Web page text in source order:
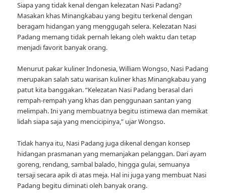
Siapa yang tidak kenal dengan kelezatan Nasi Padang?
Masakan khas Minangkabau yang begitu terkenal dengan
beragam hidangan yang menggugah selera. Kelezatan Nasi
Padang memang tidak pernah lekang oleh waktu dan tetap
menjadi favorit banyak orang.
Menurut pakar kuliner Indonesia, William Wongso, Nasi Padang
merupakan salah satu warisan kuliner khas Minangkabau yang
patut kita banggakan. “Kelezatan Nasi Padang berasal dari
rempah-rempah yang khas dan penggunaan santan yang
melimpah. Ini yang membuatnya begitu istimewa dan memikat
lidah siapa saja yang mencicipinya,” ujar Wongso.
Tidak hanya itu, Nasi Padang juga dikenal dengan konsep
hidangan prasmanan yang memanjakan pelanggan. Dari ayam
goreng, rendang, sambal balado, hingga gulai, semuanya
tersaji secara apik di atas meja. Hal ini juga yang membuat Nasi
Padang begitu diminati oleh banyak orang.